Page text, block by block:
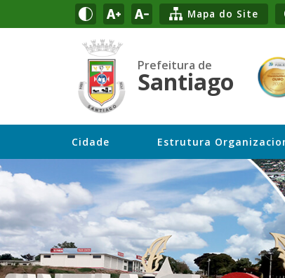
Mapa do Site
Prefeitura de
Santiago
Cidade Estrutura